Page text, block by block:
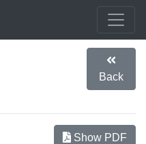
Back
Show PDF